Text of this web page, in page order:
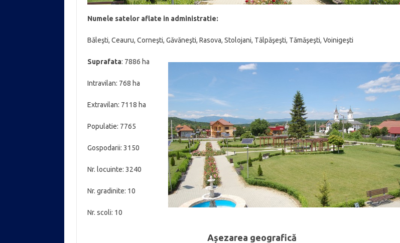
Numele satelor aflate in administratie:
Băleşti, Ceauru, Corneşti, Găvăneşti, Rasova, Stolojani, Tălpăşeşti, Tămăşeşti, Voinigeşti
Suprafata: 7886 ha
Intravilan: 768 ha
Extravilan: 7118 ha
Populatie: 7765
Gospodarii: 3150
Nr. locuinte: 3240
Nr. gradinite: 10
Nr. scoli: 10
Așezarea geografică